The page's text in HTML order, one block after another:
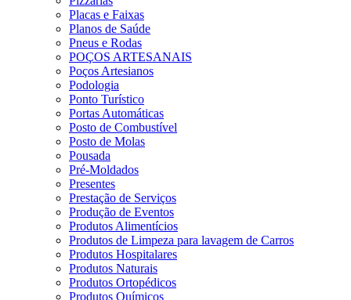
Placas e Faixas
Planos de Saúde
Pneus e Rodas
POÇOS ARTESANAIS
Poços Artesianos
Podologia
Ponto Turístico
Portas Automáticas
Posto de Combustível
Posto de Molas
Pousada
Pré-Moldados
Presentes
Prestação de Serviços
Produção de Eventos
Produtos Alimentícios
Produtos de Limpeza para lavagem de Carros
Produtos Hospitalares
Produtos Naturais
Produtos Ortopédicos
Produtos Químicos